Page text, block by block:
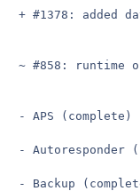
+ #1378: added
~ #858: runtime
- APS (complete)
- Autoresponder